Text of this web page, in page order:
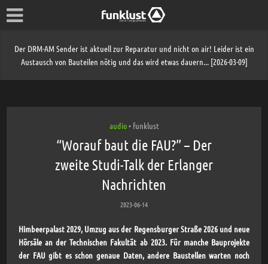
Der DRM-AM Sender ist aktuell zur Reparatur und nicht on air! Leider ist ein
Austausch von Bauteilen nötig und das wird etwas dauern... [2026-03-09]
audio • funklust
“Worauf baut die FAU?” – Der
zweite Studi-Talk der Erlanger
Nachrichten
2023-06-14
Himbeerpalast 2029, Umzug aus der Regensburger Straße 2026 und neue
Hörsäle an der Technischen Fakultät ab 2023. Für manche Bauprojekte
der FAU gibt es schon genaue Daten, andere Baustellen warten noch